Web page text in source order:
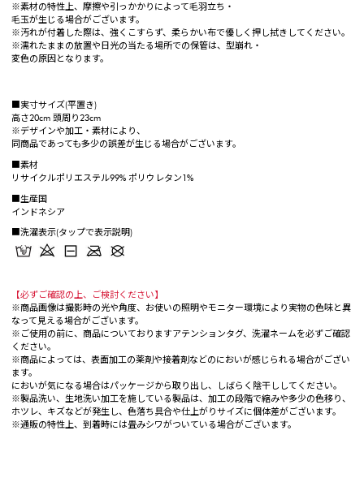
※素材の特性上、摩擦や引っかかりによって毛羽立ち・
毛玉が生じる場合がございます。
※汚れが付着した際は、強くこすらず、柔らかい布で優しく押し拭きしてください。
※濡れたままの放置や日光の当たる場所での保管は、型崩れ・
変色の原因となります。
■実寸サイズ(平置き)
高さ20cm 頭周り23cm
※デザインや加工・素材により、
同商品であっても多少の誤差が生じる場合がございます。
■素材
リサイクルポリエステル99% ポリウレタン1%
■生産国
インドネシア
■洗濯表示(タップで表示説明)
【必ずご確認の上、ご検討ください】
※商品画像は撮影時の光や角度、お使いの照明やモニター環境により実物の色味と異
なって見える場合がございます。
※ご使用の前に、商品についておりますアテンションタグ、洗濯ネームを必ずご確認
ください。
※商品によっては、表面加工の薬剤や接着剤などのにおいが感じられる場合がござい
ます。
においが気になる場合はパッケージから取り出し、しばらく陰干ししてください。
※製品洗い、生地洗い加工を施している製品は、加工の段階で縮みや多少の色移り、
ホツレ、キズなどが発生し、色落ち具合や仕上がりサイズに個体差がございます。
※通販の特性上、到着時には畳みシワがついている場合がございます。